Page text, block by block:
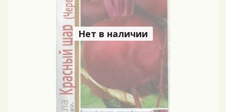
Нет в наличии